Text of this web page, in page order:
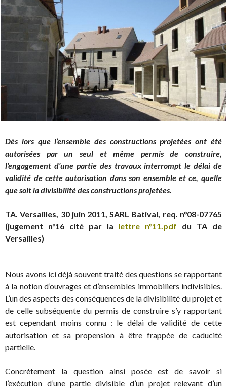
Dès lors que l’ensemble des constructions projetées ont été
autorisées par un seul et même permis de construire,
l’engagement d’une partie des travaux interrompt le délai de
validité de cette autorisation dans son ensemble et ce, quelle
que soit la divisibilité des constructions projetées.
TA. Versailles, 30 juin 2011, SARL Batival, req. n°08-07765
(jugement n°16 cité par la lettre n°11.pdf du TA de
Versailles)
Nous avons ici déjà souvent traité des questions se rapportant
à la notion d’ouvrages et d’ensembles immobiliers indivisibles.
L’un des aspects des conséquences de la divisibilité du projet et
de celle subséquente du permis de construire s’y rapportant
est cependant moins connu : le délai de validité de cette
autorisation et sa propension à être frappée de caducité
partielle.
Concrètement la question ainsi posée est de savoir si
l’exécution d’une partie divisible d’un projet relevant d’un